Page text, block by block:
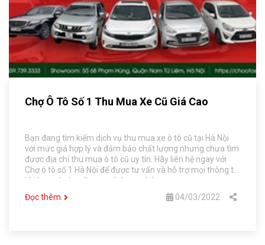
Chợ Ô Tô Số 1 Thu Mua Xe Cũ Giá Cao
Bạn đang tìm kiếm dịch vụ thu mua xe ô tô cũ tại Hà Nội
với mức giá hợp lý và đảm bảo chất lượng nhưng chưa tìm
được địa chỉ thu mua ô tô cũ uy tín. Hãy liên hệ ngay với
Chợ ô tô số 1 Hà Nội để được tư vấn và hỗ trợ mọi thông tin
khi bạn có nhu cầu mua bán xe nhé.
Đọc thêm
04/03/2022